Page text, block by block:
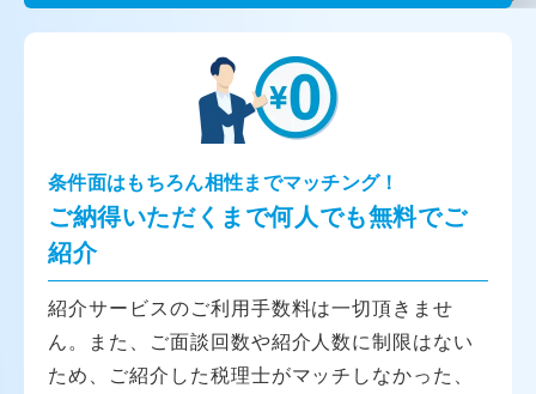
条件面はもちろん相性までマッチング！
ご納得いただくまで何人でも無料でご
紹介
紹介サービスのご利用手数料は一切頂きませ
ん。また、ご面談回数や紹介人数に制限はない
ため、ご紹介した税理士がマッチしなかった、